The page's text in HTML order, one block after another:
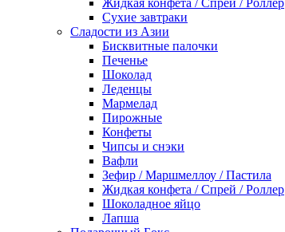
Жидкая конфета / Спрей / Роллер
Сухие завтраки
Сладости из Азии
Бисквитные палочки
Печенье
Шоколад
Леденцы
Мармелад
Пирожные
Конфеты
Чипсы и снэки
Вафли
Зефир / Маршмеллоу / Пастила
Жидкая конфета / Спрей / Роллер
Шоколадное яйцо
Лапша